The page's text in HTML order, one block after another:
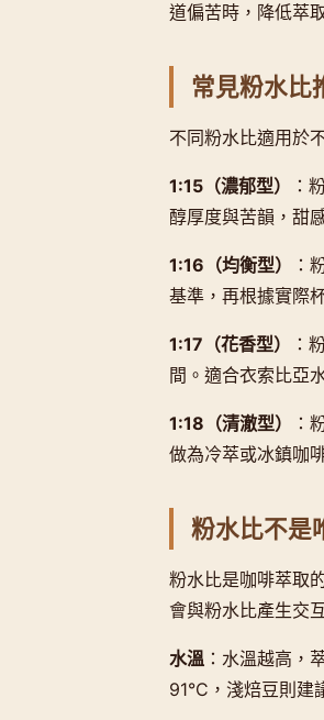
道偏苦時，降低萃
常見粉水比
不同粉水比適用於
1:15（濃郁型）
：
醇厚度與苦韻，甜
1:16（均衡型）
：
基準，再根據實際
1:17（花香型）
：
間。適合衣索比亞
1:18（清澈型）
：
做為冷萃或冰鎮咖
粉水比不是
粉水比是咖啡萃取
會與粉水比產生交
水溫 ：水溫越高，
91°C，淺焙豆則建